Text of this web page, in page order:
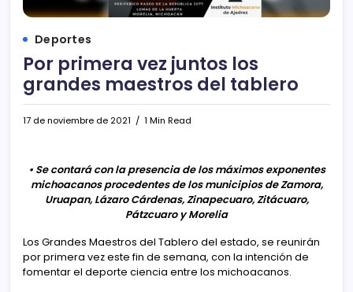
Deportes
Por primera vez juntos los
grandes maestros del tablero
17 de noviembre de 2021 1 Min Read
• Se contará con la presencia de los máximos exponentes
michoacanos procedentes de los municipios de Zamora,
Uruapan, Lázaro Cárdenas, Zinapecuaro, Zitácuaro,
Pátzcuaro y Morelia
Los Grandes Maestros del Tablero del estado, se reunirán
por primera vez este fin de semana, con la intención de
fomentar el deporte ciencia entre los michoacanos.